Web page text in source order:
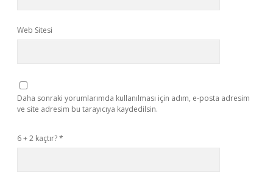
Web Sitesi
Daha sonraki yorumlarımda kullanılması için adım, e-posta adresim
ve site adresim bu tarayıcıya kaydedilsin.
6 + 2 kaçtır?*